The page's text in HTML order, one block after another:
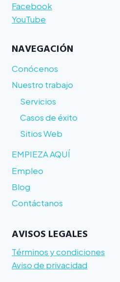
Facebook
YouTube
NAVEGACIÓN
Conócenos
Nuestro trabajo
Servicios
Casos de éxito
Sitios Web
EMPIEZA AQUÍ
Empleo
Blog
Contáctanos
AVISOS LEGALES
Términos y condiciones
Aviso de privacidad